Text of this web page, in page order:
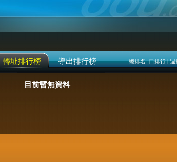
轉址排行榜 導出排行榜 總排名:日排行|週
目前暫無資料